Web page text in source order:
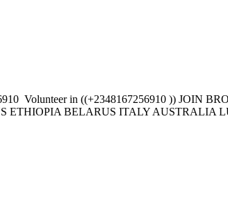
‎Volunteer in ((+2348167256910 )) JOIN
BELARUS ITALY AUSTRALIA